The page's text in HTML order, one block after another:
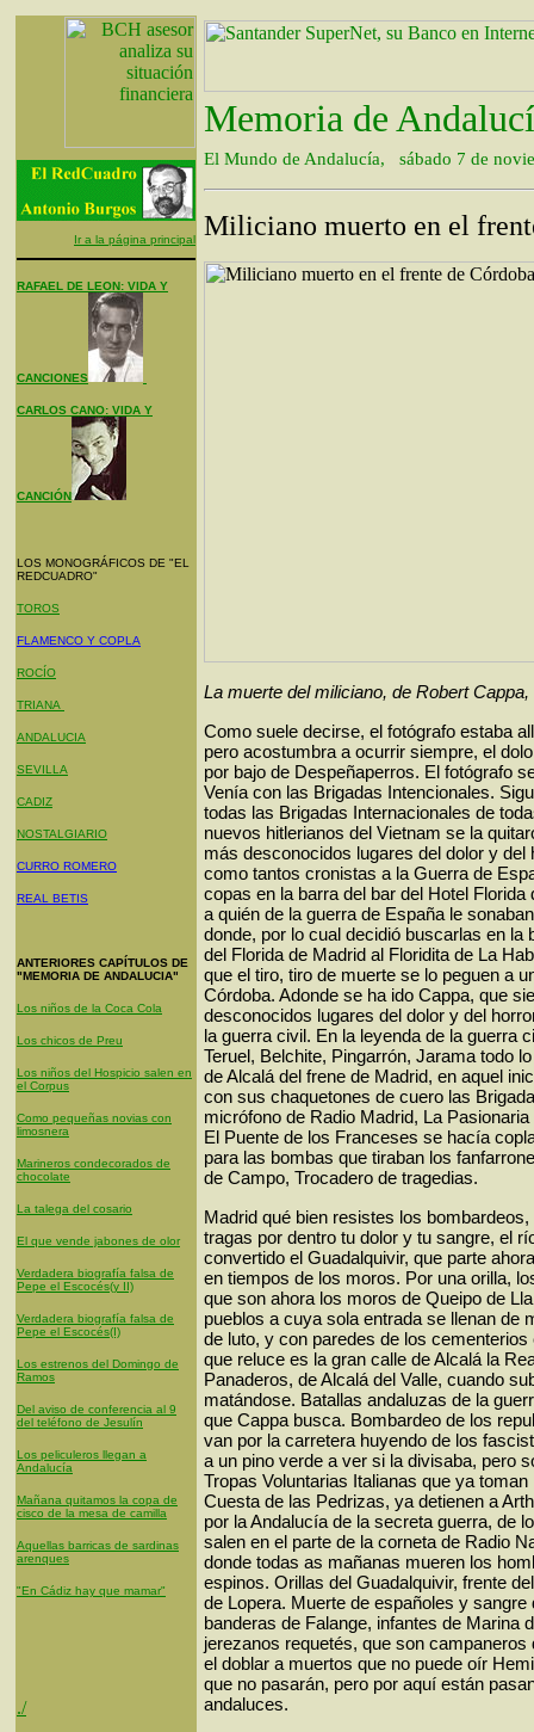
Ir a la página principal
RAFAEL DE LEON: VIDA Y
CANCIONES
CARLOS CANO: VIDA Y
CANCIÓN
LOS MONOGRÁFICOS DE "EL
REDCUADRO"
TOROS
FLAMENCO Y COPLA
ROCÍO
TRIANA
ANDALUCIA
SEVILLA
CADIZ
NOSTALGIARIO
CURRO ROMERO
REAL BETIS
ANTERIORES CAPÍTULOS DE
"MEMORIA DE ANDALUCIA"
Los niños de la Coca Cola
Los chicos de Preu
Los niños del Hospicio salen en
el Corpus
Como pequeñas novias con
limosnera
Marineros condecorados de
chocolate
La talega del cosario
El que vende jabones de olor
Verdadera biografía falsa de
Pepe el Escocés(y II)
Verdadera biografía falsa de
Pepe el Escocés(I)
Los estrenos del Domingo de
Ramos
Del aviso de conferencia al 9
del teléfono de Jesulín
Los peliculeros llegan a
Andalucía
Mañana quitamos la copa de
cisco de la mesa de camilla
Aquellas barricas de sardinas
arenques
"En Cádiz hay que mamar"
./
Memoria de
El Mundo de Andalucía, sábado 7 de
Miliciano muerto en el
La muerte del miliciano, de Robert
Como suele decirse, el fotógrafo estaba
pero acostumbra a ocurrir siempre, el
por bajo de Despeñaperros. El fotógrafo
Venía con las Brigadas Intencionales.
todas las Brigadas Internacionales de
nuevos hitlerianos del Vietnam se la
más desconocidos lugares del dolor y del
como tantos cronistas a la Guerra de
copas en la barra del bar del Hotel
a quién de la guerra de España le
donde, por lo cual decidió buscarlas en la
del Florida de Madrid al Floridita de La
que el tiro, tiro de muerte se lo peguen a
Córdoba. Adonde se ha ido Cappa, que
desconocidos lugares del dolor y del
la guerra civil. En la leyenda de la guerra
Teruel, Belchite, Pingarrón, Jarama todo
de Alcalá del frene de Madrid, en aquel
con sus chaquetones de cuero las
micrófono de Radio Madrid, La
El Puente de los Franceses se hacía
para las bombas que tiraban los
de Campo, Trocadero de tragedias.
Madrid qué bien resistes los
tragas por dentro tu dolor y tu sangre, el
convertido el Guadalquivir, que parte
en tiempos de los moros. Por una orilla,
que son ahora los moros de Queipo de
pueblos a cuya sola entrada se llenan de
de luto, y con paredes de los
que reluce es la gran calle de Alcalá la
Panaderos, de Alcalá del Valle, cuando
matándose. Batallas andaluzas de la
que Cappa busca. Bombardeo de los
van por la carretera huyendo de los
a un pino verde a ver si la divisaba, pero
Tropas Voluntarias Italianas que ya
Cuesta de las Pedrizas, ya detienen a
por la Andalucía de la secreta guerra, de
salen en el parte de la corneta de Radio
donde todas as mañanas mueren los
espinos. Orillas del Guadalquivir, frente
de Lopera. Muerte de españoles y
banderas de Falange, infantes de Marina
jerezanos requetés, que son
el doblar a muertos que no puede oír
que no pasarán, pero por aquí están
andaluces.